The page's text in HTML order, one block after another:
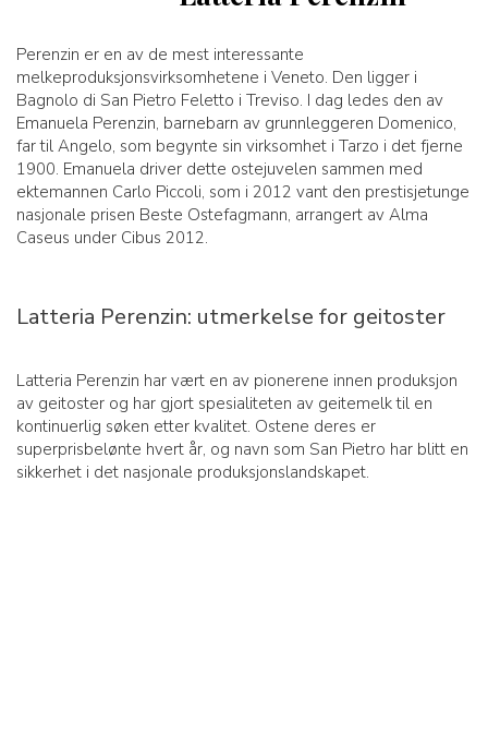
Perenzin er en av de mest interessante
melkeproduksjonsvirksomhetene i Veneto. Den ligger i
Bagnolo di San Pietro Feletto i Treviso. I dag ledes den av
Emanuela Perenzin, barnebarn av grunnleggeren Domenico,
far til Angelo, som begynte sin virksomhet i Tarzo i det fjerne
1900. Emanuela driver dette ostejuvelen sammen med
ektemannen Carlo Piccoli, som i 2012 vant den prestisjetunge
nasjonale prisen Beste Ostefagmann, arrangert av Alma
Caseus under Cibus 2012.
Latteria Perenzin: utmerkelse for geitoster
Latteria Perenzin har vært en av pionerene innen produksjon
av geitoster og har gjort spesialiteten av geitemelk til en
kontinuerlig søken etter kvalitet. Ostene deres er
superprisbelønte hvert år, og navn som San Pietro har blitt en
sikkerhet i det nasjonale produksjonslandskapet.